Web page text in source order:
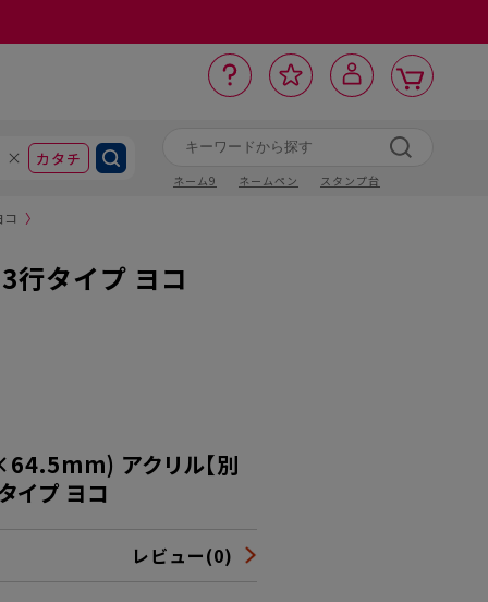
カタチ
ネーム9 ネームペン スタンプ台
サ
ポ
ト
ー お
気
に
入
り
ロ
グ
イ
ン ト
ー
〉
タイプ ヨコ
アクリル【別
イプ ヨコ
レビュー(0)